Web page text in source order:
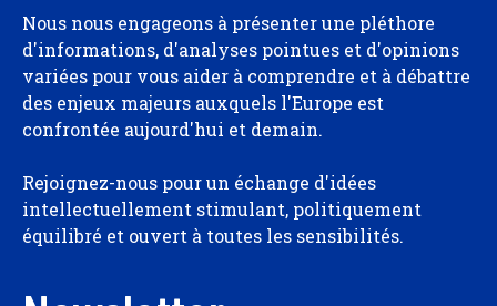
Nous nous engageons à présenter une pléthore
d'informations, d'analyses pointues et d'opinions
variées pour vous aider à comprendre et à débattre
des enjeux majeurs auxquels l'Europe est
confrontée aujourd'hui et demain.
Rejoignez-nous pour un échange d'idées
intellectuellement stimulant, politiquement
équilibré et ouvert à toutes les sensibilités.